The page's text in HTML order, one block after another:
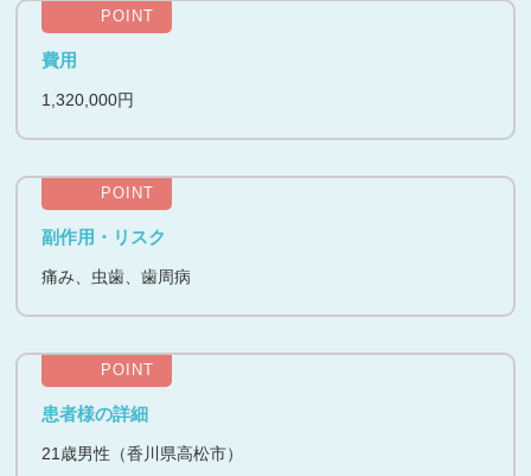
POINT
費用
1,320,000円
POINT
副作用・リスク
痛み、虫歯、歯周病
POINT
患者様の詳細
21歳男性（香川県高松市）